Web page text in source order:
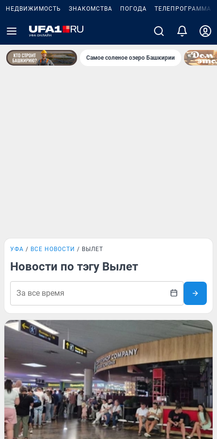
НЕДВИЖИМОСТЬ ЗНАКОМСТВА ПОГОДА ТЕЛЕПРОГРАММА
Самое соленое озеро Башкирии
УФА ВСЕ НОВОСТИ ВЫЛЕТ
Новости по тэгу Вылет